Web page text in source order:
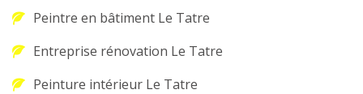
Peintre en bâtiment Le Tatre
Entreprise rénovation Le Tatre
Peinture intérieur Le Tatre